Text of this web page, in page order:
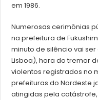
em 1986.
Numerosas cerimônias
na prefeitura de
minuto de silêncio vai
Lisboa), hora do tremor
violentos registrados no
prefeituras do Nordeste
atingidas pela